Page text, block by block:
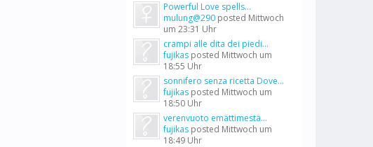
Powerful Love spells...
mulung@290 posted Mittwoch
um 23:31 Uhr
crampi alle dita dei piedi...
fujikas posted Mittwoch um
18:55 Uhr
sonnifero senza ricetta Dove...
fujikas posted Mittwoch um
18:50 Uhr
verenvuoto emättimestä...
fujikas posted Mittwoch um
18:49 Uhr